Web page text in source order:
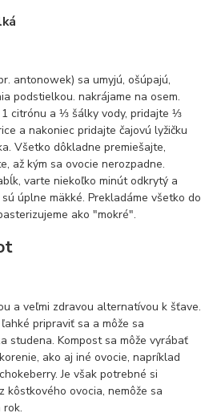
antonowek) sa umyjú, ošúpajú,
podstielkou. nakrájame na osem.
citrónu a ⅓ šálky vody, pridajte ⅓
a nakoniec pridajte čajovú lyžičku
Všetko dôkladne premiešajte,
až kým sa ovocie nerozpadne.
varte niekoľko minút odkrytý a
úplne mäkké. Prekladáme všetko do
ako "mokré".
a veľmi zdravou alternatívou k šťave.
pripraviť sa a môže sa
studena. Kompost sa môže vyrábať
ako aj iné ovocie, napríklad
Je však potrebné si
kôstkového ovocia, nemôže sa